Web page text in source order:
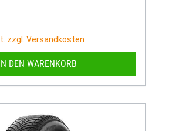
zzgl. Versandkosten
IN DEN WARENKORB